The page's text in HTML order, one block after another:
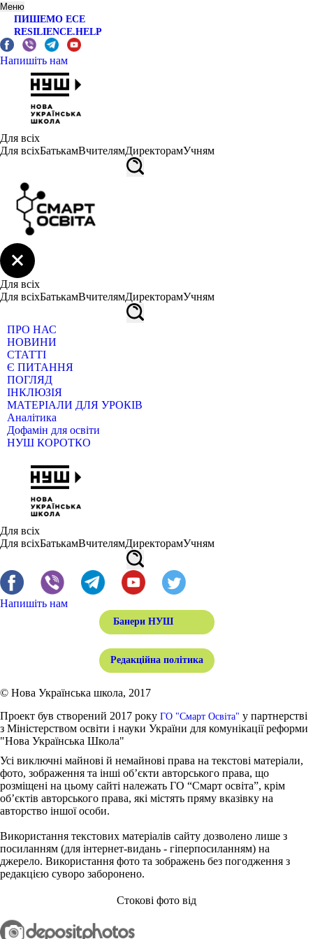
Меню
ПИШЕМО ЕСЕ
RESILIENCE.HELP
Напишіть нам
Для всіх
Для всіхБатькамВчителямДиректорамУчням
Для всіх
Для всіхБатькамВчителямДиректорамУчням
ПРО НАС
НОВИНИ
СТАТТІ
Є ПИТАННЯ
ПОГЛЯД
ІНКЛЮЗІЯ
МАТЕРІАЛИ ДЛЯ УРОКІВ
Аналітика
Дофамін для освіти
НУШ КОРОТКО
Для всіх
Для всіхБатькамВчителямДиректорамУчням
Напишіть нам
Банери НУШ
Редакційна політика
© Нова Українська школа, 2017
Проект був створений 2017 року ГО "Смарт Освіта" у партнерстві
з Міністерством освіти і науки України для комунікації реформи
"Нова Українська Школа"
Усі виключні майнові й немайнові права на текстові матеріали,
фото, зображення та інші об’єкти авторського права, що
розміщені на цьому сайті належать ГО “Смарт освіта”, крім
об’єктів авторського права, які містять пряму вказівку на
авторство іншої особи.
Використання текстових матеріалів сайту дозволено лише з
посиланням (для інтернет-видань - гіперпосиланням) на
джерело. Використання фото та зображень без погодження з
редакцією суворо заборонено.
Стокові фото від